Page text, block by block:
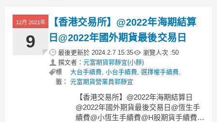
12月 2021年
9
【香港交易所】@2022年海期結算
日@2022年國外期貨最後交易日
最後更新於 2024.2.7 15:35 瀏覽人次 :50
撰文者： 元富期貨郭靜宜(小靜)
標
籤：
大台手續費,小台手續費,選擇權手續費,
元富期貨營業員郭靜宜
【香港交易所】@2022年海期結算日
@2022年國外期貨最後交易日@恆生手
續費@小恆生手續費@H股期貨手續費@